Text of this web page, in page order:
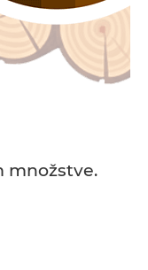
množstve.